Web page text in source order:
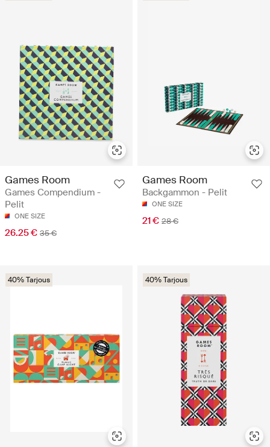
Games Room
Games Compendium -
Pelit
ONE SIZE
26.25 € 35 €
Games Room
Backgammon - Pelit
ONE SIZE
21 € 28 €
40% Tarjous 40% Tarjous